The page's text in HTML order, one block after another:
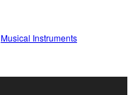
Musical Instruments